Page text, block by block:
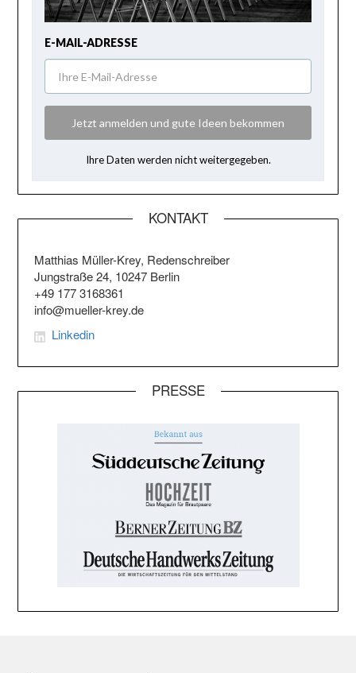
E-MAIL-ADRESSE
Jetzt anmelden und gute Ideen bekommen
Ihre Daten werden nicht weitergegeben.
KONTAKT
Matthias Müller-Krey, Redenschreiber
Jungstraße 24, 10247 Berlin
+49 177 3168361
info@mueller-krey.de
Linkedin
PRESSE